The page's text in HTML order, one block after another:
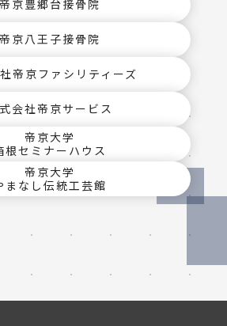
帝京豊郷台接骨院
帝京八王子接骨院
帝京ファシリティーズ
会社帝京サービス
帝京大学
根セミナーハウス
帝京大学
まなし伝統工芸館